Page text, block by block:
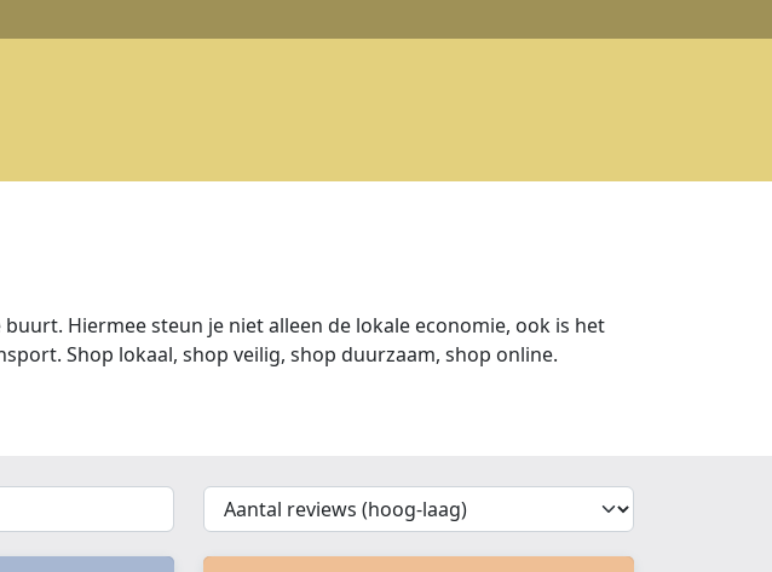
Hiermee steun je niet alleen de lokale economie, ook is het
Shop lokaal, shop veilig, shop duurzaam, shop online.
{{
__('Sort')
}}